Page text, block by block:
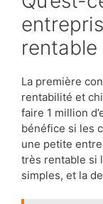
rentable
La première
rentabilité et
faire 1 million
bénéfice si les
une petite
très rentable si
simples, et la